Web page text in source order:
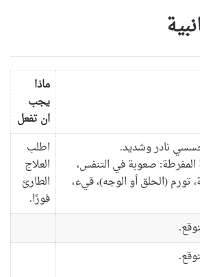
ماذا
يجب
ان تفعل
نادر وشديد.
صعوبة في التنفس،
تورم (الحلق أو الوجه)، قيء،
اطلب
العلاج
الطارئ
فورًا.